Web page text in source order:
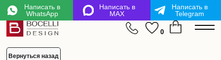
mL6-LZM-kx6-3Kc
Написать в
WhatsApp
Написать в
Telegram
Написать в
MAX
0
Вернуться назад